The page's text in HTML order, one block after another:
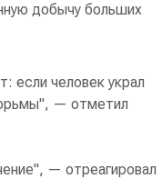
добычу больших
если человек украл
— отметил
— отреагировал